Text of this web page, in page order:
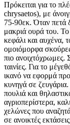
Πρόκειται για το
chrysaetos), με
75-90εκ. Όταν πετά
μακριά ουρά του. Το
κεφάλι και αυχένα,
ομοιόμορφα
πιο ανοιχτόχρωμες.
ταινίες. Για το
ικανό να εφορμά
κυνηγά σε
πουλιά και
αγριοπερίστερα,
χελώνες που
σε ανοικτές